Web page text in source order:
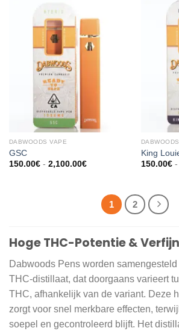
DABWOODS VAPE​
GSC
150.00€ - 2,100.00€Prijsklasse:
King
150.00€ -
1 2
Hoge THC-Potentie &
Dabwoods Pens worden
THC-distillaat, dat doorgaans varieert
THC, afhankelijk van de variant. Deze
zorgt voor snel merkbare effecten,
soepel en gecontroleerd blijft. Het